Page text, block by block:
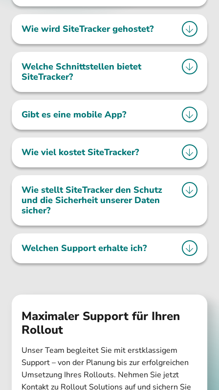
Wie wird SiteTracker gehostet?
Welche Schnittstellen bietet
SiteTracker?
Gibt es eine mobile App?
Wie viel kostet SiteTracker?
Wie stellt SiteTracker den Schutz
und die Sicherheit unserer Daten
sicher?
Welchen Support erhalte ich?
Maximaler Support für Ihren
Rollout
Unser Team begleitet Sie mit erstklassigem
Support – von der Planung bis zur erfolgreichen
Umsetzung Ihres Rollouts. Nehmen Sie jetzt
Kontakt zu Rollout Solutions auf und sichern Sie